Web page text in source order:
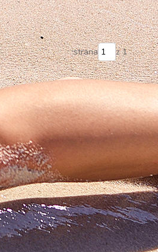
strana z 1